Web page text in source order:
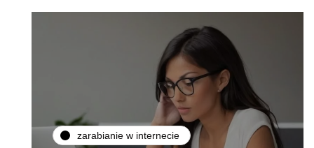
zarabianie w internecie